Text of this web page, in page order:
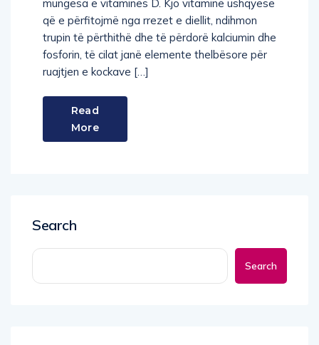
mungesa e vitaminës D. Kjo vitaminë ushqyese
që e përfitojmë nga rrezet e diellit, ndihmon
trupin të përthithë dhe të përdorë kalciumin dhe
fosforin, të cilat janë elemente thelbësore për
ruajtjen e kockave […]
Read
More
Search
Search